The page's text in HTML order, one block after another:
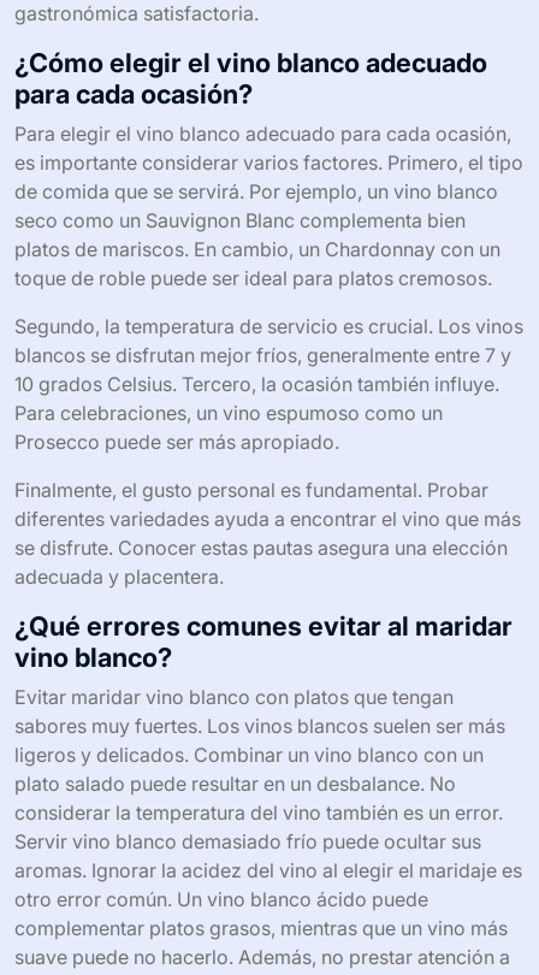
gastronómica satisfactoria.
¿Cómo elegir el vino blanco adecuado
para cada ocasión?
Para elegir el vino blanco adecuado para cada ocasión,
es importante considerar varios factores. Primero, el tipo
de comida que se servirá. Por ejemplo, un vino blanco
seco como un Sauvignon Blanc complementa bien
platos de mariscos. En cambio, un Chardonnay con un
toque de roble puede ser ideal para platos cremosos.
Segundo, la temperatura de servicio es crucial. Los vinos
blancos se disfrutan mejor fríos, generalmente entre 7 y
10 grados Celsius. Tercero, la ocasión también influye.
Para celebraciones, un vino espumoso como un
Prosecco puede ser más apropiado.
Finalmente, el gusto personal es fundamental. Probar
diferentes variedades ayuda a encontrar el vino que más
se disfrute. Conocer estas pautas asegura una elección
adecuada y placentera.
¿Qué errores comunes evitar al maridar
vino blanco?
Evitar maridar vino blanco con platos que tengan
sabores muy fuertes. Los vinos blancos suelen ser más
ligeros y delicados. Combinar un vino blanco con un
plato salado puede resultar en un desbalance. No
considerar la temperatura del vino también es un error.
Servir vino blanco demasiado frío puede ocultar sus
aromas. Ignorar la acidez del vino al elegir el maridaje es
otro error común. Un vino blanco ácido puede
complementar platos grasos, mientras que un vino más
suave puede no hacerlo. Además, no prestar atención a